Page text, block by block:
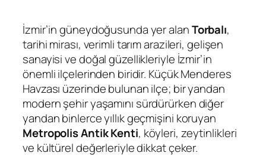
İzmir’in güneydoğusunda yer alanTorbalı,
tarihi mirası, verimli tarım arazileri, gelişen
sanayisi ve doğal güzellikleriyle İzmir’in
önemli ilçelerinden biridir. Küçük Menderes
Havzası üzerinde bulunan ilçe; bir yandan
modern şehir yaşamını sürdürürken diğer
yandan binlerce yıllık geçmişini koruyan
Metropolis Antik Kenti, köyleri, zeytinlikleri
ve kültürel değerleriyle dikkat çeker.